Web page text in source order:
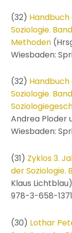
(32)
Soziologie.
Methoden
Wiesbaden:
(32)
Soziologie. Band
Andrea Ploder
Wiesbaden:
(31) Zyklos 3.
der Soziologie.
Klaus
978-3-658-
(30) Lothar